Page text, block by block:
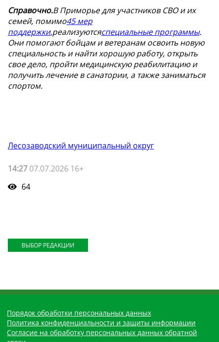
Справочно.В Приморье для участников СВО и их
семей, помимо45 мер
поддержки,реализуютсяспециальные программы.
Они помогают бойцам и ветеранам освоить новую
специальность и найти хорошую работу, открыть
свое дело, пройти медицинскую реабилитацию и
получить лечение в санатории, а также заниматься
спортом.
Лесозаводский муниципальный округ
14:27 07.07.2026 16+
64
ВЫБОР РЕДАКЦИИ
Порядок обработки персональных данных
Политика конфиденциальности и защиты информации
Согласие на обработку персональных данных обратной